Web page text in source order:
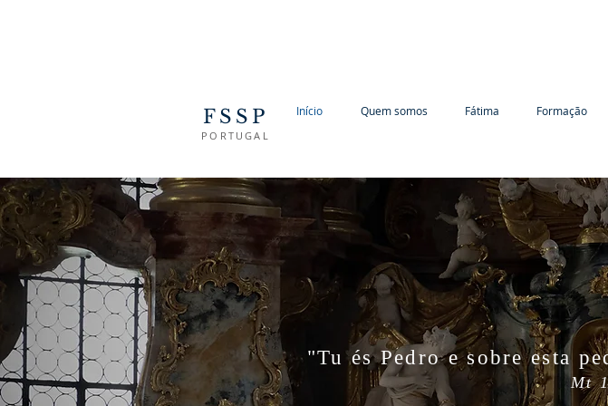
FSSP
PORTUGAL
Início Quem somos Fátima Formação
"Tu és Pedro e sobre esta
Mt